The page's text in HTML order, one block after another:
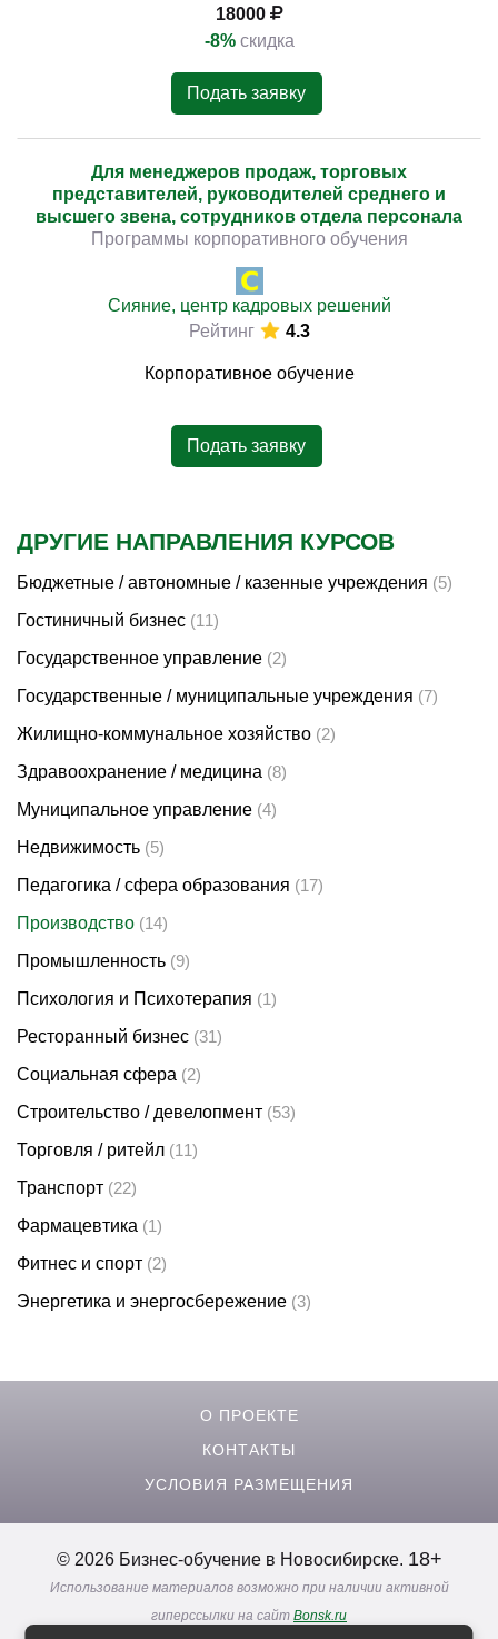
18000
-8% скидка
Подать заявку
Для менеджеров продаж, торговых
представителей, руководителей среднего и
высшего звена, сотрудников отдела персонала
Программы корпоративного обучения
Сияние, центр кадровых решений
Рейтинг
4.3
Корпоративное обучение
Подать заявку
ДРУГИЕ НАПРАВЛЕНИЯ КУРСОВ
Бюджетные / автономные / казенные учреждения (5)
Гостиничный бизнес (11)
Государственное управление (2)
Государственные / муниципальные учреждения (7)
Жилищно-коммунальное хозяйство (2)
Здравоохранение / медицина (8)
Муниципальное управление (4)
Недвижимость (5)
Педагогика / сфера образования (17)
Производство (14)
Промышленность (9)
Психология и Психотерапия (1)
Ресторанный бизнес (31)
Социальная сфера (2)
Строительство / девелопмент (53)
Торговля / ритейл (11)
Транспорт (22)
Фармацевтика (1)
Фитнес и спорт (2)
Энергетика и энергосбережение (3)
О ПРОЕКТЕ
КОНТАКТЫ
УСЛОВИЯ РАЗМЕЩЕНИЯ
© 2026 Бизнес-обучение в Новосибирске. 18+
Использование материалов возможно при наличии активной
гиперссылки на сайт Bonsk.ru